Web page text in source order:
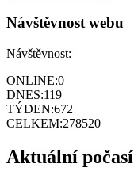
Návštěvnost webu
Návštěvnost:
ONLINE:0
DNES:119
TÝDEN:672
CELKEM:278520
Aktuální počasí